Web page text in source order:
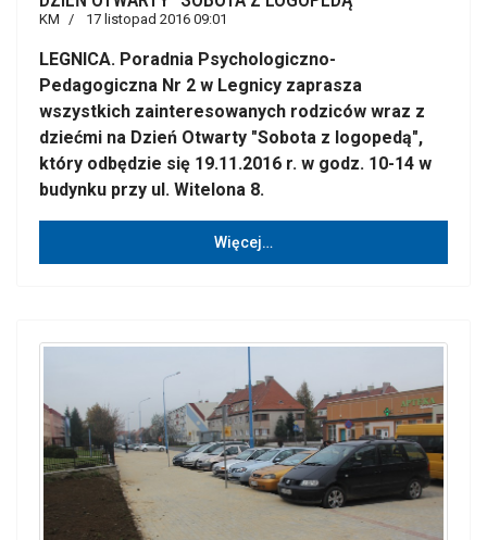
KM 17 listopad 2016 09:01
LEGNICA. Poradnia Psychologiczno-
Pedagogiczna Nr 2 w Legnicy zaprasza
wszystkich zainteresowanych rodziców wraz z
dziećmi na Dzień Otwarty "Sobota z logopedą",
który odbędzie się 19.11.2016 r. w godz. 10-14 w
budynku przy ul. Witelona 8.
Więcej…